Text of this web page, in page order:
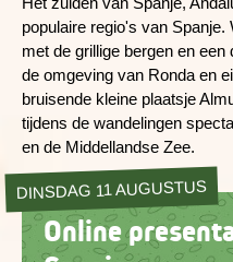
populaire regio's van Spanje.
met de grillige bergen en
de omgeving van Ronda en
bruisende kleine plaatsje
tijdens de wandelingen
en de Middellandse Zee.
DINSDAG 11 AUGUSTUS
Online